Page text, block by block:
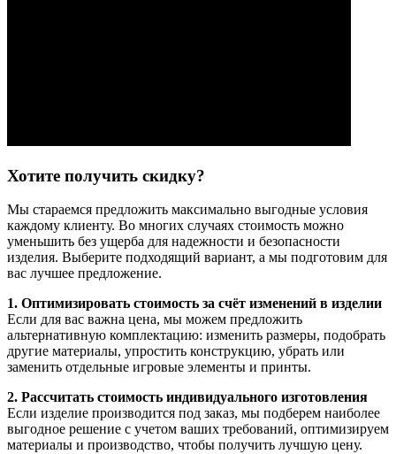
Хотите получить скидку?
Мы стараемся предложить максимально выгодные условия
каждому клиенту. Во многих случаях стоимость можно
уменьшить без ущерба для надежности и безопасности
изделия. Выберите подходящий вариант, а мы подготовим для
вас лучшее предложение.
1. Оптимизировать стоимость за счёт изменений в изделии
Если для вас важна цена, мы можем предложить
альтернативную комплектацию: изменить размеры, подобрать
другие материалы, упростить конструкцию, убрать или
заменить отдельные игровые элементы и принты.
2. Рассчитать стоимость индивидуального изготовления
Если изделие производится под заказ, мы подберем наиболее
выгодное решение с учетом ваших требований, оптимизируем
материалы и производство, чтобы получить лучшую цену.